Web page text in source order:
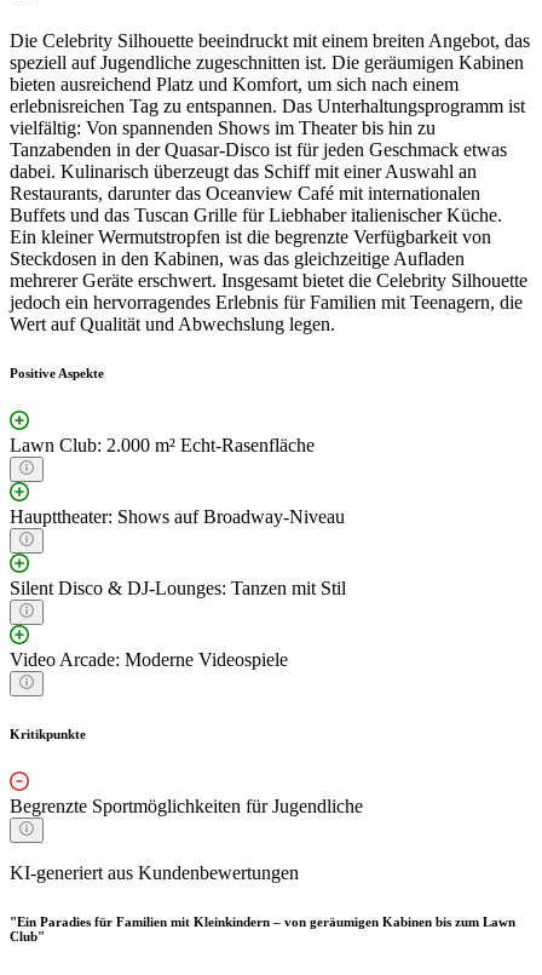
Die Celebrity Silhouette beeindruckt mit einem breiten Angebot, das
speziell auf Jugendliche zugeschnitten ist. Die geräumigen Kabinen
bieten ausreichend Platz und Komfort, um sich nach einem
erlebnisreichen Tag zu entspannen. Das Unterhaltungsprogramm ist
vielfältig: Von spannenden Shows im Theater bis hin zu
Tanzabenden in der Quasar-Disco ist für jeden Geschmack etwas
dabei. Kulinarisch überzeugt das Schiff mit einer Auswahl an
Restaurants, darunter das Oceanview Café mit internationalen
Buffets und das Tuscan Grille für Liebhaber italienischer Küche.
Ein kleiner Wermutstropfen ist die begrenzte Verfügbarkeit von
Steckdosen in den Kabinen, was das gleichzeitige Aufladen
mehrerer Geräte erschwert. Insgesamt bietet die Celebrity Silhouette
jedoch ein hervorragendes Erlebnis für Familien mit Teenagern, die
Wert auf Qualität und Abwechslung legen.
Positive Aspekte
Lawn Club: 2.000 m² Echt-Rasenfläche
Haupttheater: Shows auf Broadway-Niveau
Silent Disco & DJ-Lounges: Tanzen mit Stil
Video Arcade: Moderne Videospiele
Kritikpunkte
Begrenzte Sportmöglichkeiten für Jugendliche
KI-generiert aus Kundenbewertungen
"Ein Paradies für Familien mit Kleinkindern – von geräumigen Kabinen bis zum Lawn
Club"